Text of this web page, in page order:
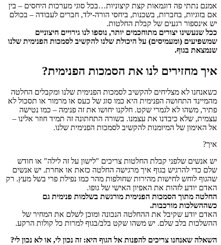
אמנם נתתי פה דוגמאות קצת קיצוניות…בכל סוגי מערכות היחסים – בין
אם בזוגיות, בחברות, בשכנות, ביחסי הורה-ילד, חברים לעבודה – בכולם
יש אינספור רגעים של קבלת החלטות.
ככל שנעשינו יצורים מתוחכמים יותר, נוספו לנו גירויים חיצוניים
שמשפיעים (ומעמיסים) על היכולת שלנו להקשיב לסמכות הפנימית שלנו
שנמצאת בגוף.
איך מחזירים לנו את הסמכות הפנימית?
כשאנחנו לא מצליחים להקשיב לסמכות הפנימית שלנו ומקבלים החלטה
מהמיינד התחושה הפנימית היא כמו סוג של כעס או מרמור או תסכול לא
פתיר, משהו לא לגמרי שקט. חלקנו יחושו את זה פנימה – כמו נטישה
עצמית, שלא כיבדנו את עצמנו. בשורה התחתונה זה תמיד חוזר אלינו –
אל האימון של המיומנות להקשיב לסמכות הפנימית שלנו.
איך?
יש אנשים שלפני קבלת החלטות צריכים "לישון על זה לילה" או חודש
שלם כדי להרגיש בגוף איך מרגישה החלטה כזאת או אחרת. יש אנשים
שהגוף לוחש לחישות מהירות שחולפות מהר כמו נפילת פרי בשל מעץ. רק
האדם יודע לזהות את האפיון האישי של גופו.
החלטה מתוך הסמכות הפנימית מורגשת בשלמות פנימית גם
כשההשלכות מורכבות.
האדם יודע שקיבל את ההחלטה הנכונה ומוכן לשלם את המחיר של
ההשלכות בלב שלם. יש משהו שקט בלב/בגוף למרות כל קולות הרקע.
השאלה שאנחנו צריכים להפנות אל הגוף היא: זה נכון לי, או לא נכון לי?